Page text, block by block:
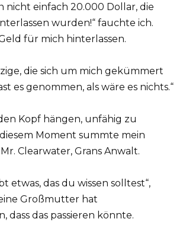
nicht einfach 20.000 Dollar, die
wurden!“ fauchte ich.
für mich hinterlassen.
die sich um mich gekümmert
es genommen, als wäre es nichts.“
Kopf hängen, unfähig zu
Moment summte mein
Clearwater, Grans Anwalt.
etwas, das du wissen solltest“,
Großmutter hat
dass das passieren könnte.